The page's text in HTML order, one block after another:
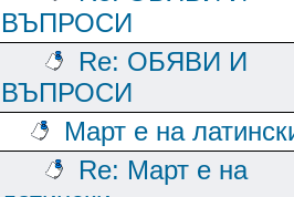
ВЪПРОСИ
Re: ОБЯВИ И
ВЪПРОСИ
Март е на
Re: Март е на